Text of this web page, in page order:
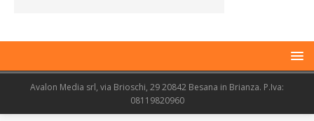
Avalon Media srl, via Brioschi, 29 20842 Besana in Brianza. P.Iva:
08119820960